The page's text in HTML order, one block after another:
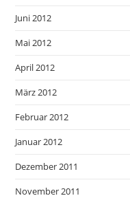
Juni 2012
Mai 2012
April 2012
März 2012
Februar 2012
Januar 2012
Dezember 2011
November 2011